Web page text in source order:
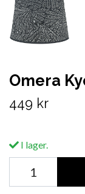
Omera
449 kr
I lager.